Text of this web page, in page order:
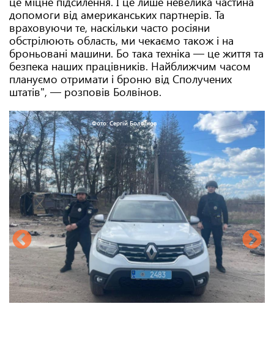
допомоги від американських партнерів. Та
враховуючи те, наскільки часто росіяни
обстрілюють область, ми чекаємо також і на
броньовані машини. Бо така техніка — це життя та
безпека наших працівників. Найближчим часом
плануємо отримати і броню від Сполучених
штатів", — розповів Болвінов.
Фото: Сергій Болвінов